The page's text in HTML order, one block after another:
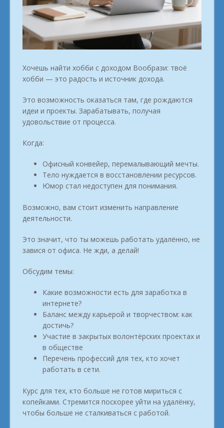
Хочешь найти хобби с доходом Вообрази: твоё
хобби — это радость и источник дохода.
Это возможность оказаться там, где рождаются
идеи и проекты. Зарабатывать, получая
удовольствие от процесса.
Когда:
Офисный конвейер, перемалывающий мечты.
Тело нуждается в восстановлении ресурсов.
Юмор стал недоступен для понимания.
Возможно, вам стоит изменить направление
деятельности.
Это значит, что ты можешь работать удалённо, не
завися от офиса. Не жди, а делай!
Обсудим темы:
Какие возможности есть для заработка в
интернете?
Баланс между карьерой и творчеством: как
достичь?
Участие в закрытых волонтёрских проектах и
в обществе
Перечень профессий для тех, кто хочет
работать в сети.
Курс для тех, кто больше не готов мириться с
копейками. Стремится поскорее уйти на удалёнку,
чтобы больше не сталкиваться с работой.